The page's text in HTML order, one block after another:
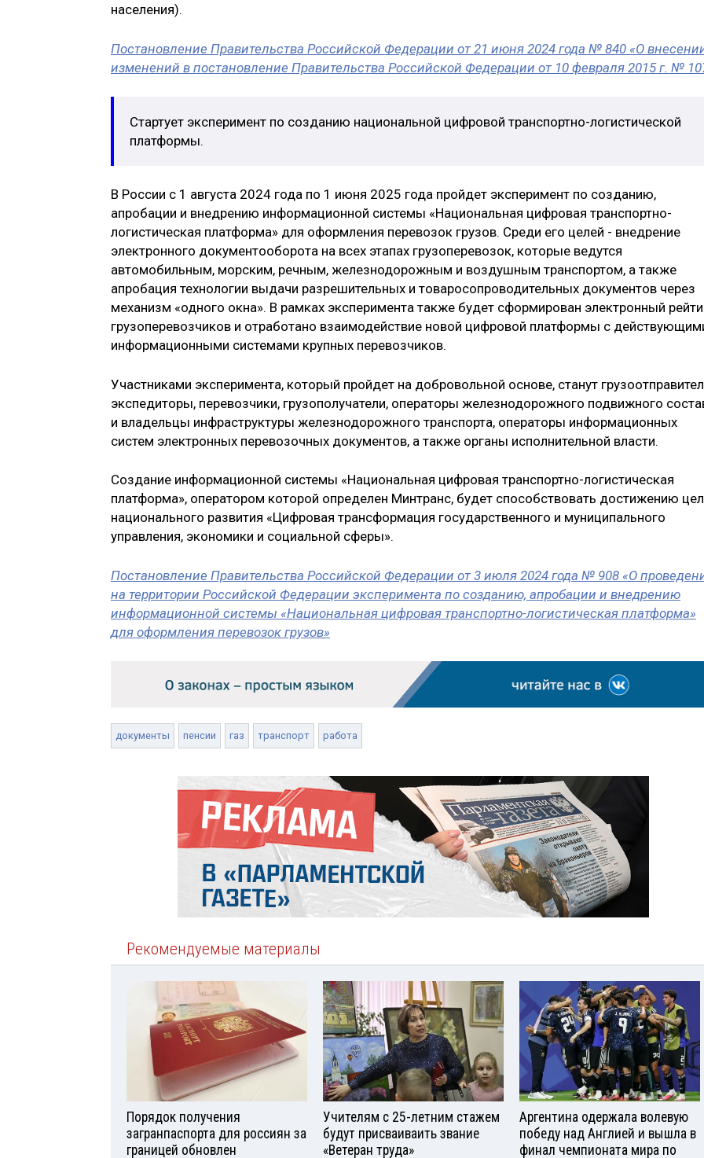
населения).
Постановление Правительства Российской Федерации от 21 июня 2024 года № 840 «О
изменений в постановление Правительства Российской Федерации от 10 февраля 2015 г. №
Стартует эксперимент по созданию национальной цифровой транспортно-логистической
платформы.
В России с 1 августа 2024 года по 1 июня 2025 года пройдет эксперимент по созданию,
апробации и внедрению информационной системы «Национальная цифровая транспортно-
логистическая платформа» для оформления перевозок грузов. Среди его целей - внедрение
электронного документооборота на всех этапах грузоперевозок, которые ведутся
автомобильным, морским, речным, железнодорожным и воздушным транспортом, а также
апробация технологии выдачи разрешительных и товаросопроводительных документов через
механизм «одного окна». В рамках эксперимента также будет сформирован электронный
грузоперевозчиков и отработано взаимодействие новой цифровой платформы с
информационными системами крупных перевозчиков.
Участниками эксперимента, который пройдет на добровольной основе, станут
экспедиторы, перевозчики, грузополучатели, операторы железнодорожного подвижного
и владельцы инфраструктуры железнодорожного транспорта, операторы информационных
систем электронных перевозочных документов, а также органы исполнительной власти.
Создание информационной системы «Национальная цифровая транспортно-логистическая
платформа», оператором которой определен Минтранс, будет способствовать достижению
национального развития «Цифровая трансформация государственного и муниципального
управления, экономики и социальной сферы».
Постановление Правительства Российской Федерации от 3 июля 2024 года № 908 «О
на территории Российской Федерации эксперимента по созданию, апробации и внедрению
информационной системы «Национальная цифровая транспортно-логистическая платформа»
для оформления перевозок грузов»
документы пенсии газ транспорт работа
Рекомендуемые материалы
Порядок получения
загранпаспорта для россиян за
границей обновлен
Учителям с 25-летним стажем
будут присваиваить звание
«Ветеран труда»
Аргентина одержала волевую
победу над Англией и вышла в
финал чемпионата мира по